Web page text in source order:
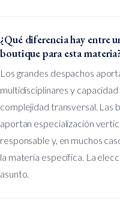
¿Qué diferencia hay entre
boutique para esta
Los grandes despachos
multidisciplinares y
complejidad transversal. Las
aportan especialización
responsable y, en muchos
la materia específica. La
asunto.